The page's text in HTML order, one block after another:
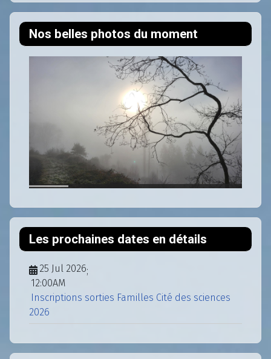
Nos belles photos du moment
Les prochaines dates en détails
25 Jul 2026;
12:00AM
Inscriptions sorties Familles Cité des sciences
2026